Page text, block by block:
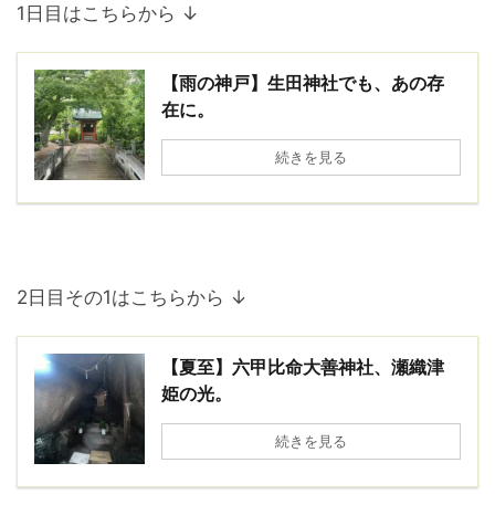
1日目はこちらから ↓
【雨の神戸】生田神社でも、あの存
在に。
続きを見る
2日目その1はこちらから ↓
【夏至】六甲比命大善神社、瀬織津
姫の光。
続きを見る